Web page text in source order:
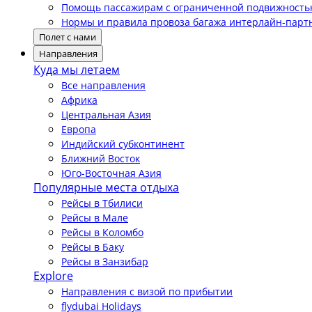
Помощь пассажирам с ограниченной
Нормы и правила провоза багажа интерлайн-
Полет с нами
Направления
Куда мы летаем
Все направления
Африка
Центральная Азия
Европа
Индийский субконтинент
Ближний Восток
Юго-Восточная Азия
Популярные места отдыха
Рейсы в Тбилиси
Рейсы в Мале
Рейсы в Коломбо
Рейсы в Баку
Рейсы в Занзибар
Explore
Направления с визой по прибытии
flydubai Holidays